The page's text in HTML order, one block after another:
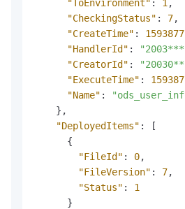
"ToEnvironment" : 1 ,
"CheckingStatus" : 7,
"CreateTime" :
"HandlerId" :
"CreatorId" :
"ExecuteTime" :
"Name" :
} ,
"DeployedItems" :
[
{
"FileId" : 0,
"FileVersion" : 7,
"Status" :
1
}